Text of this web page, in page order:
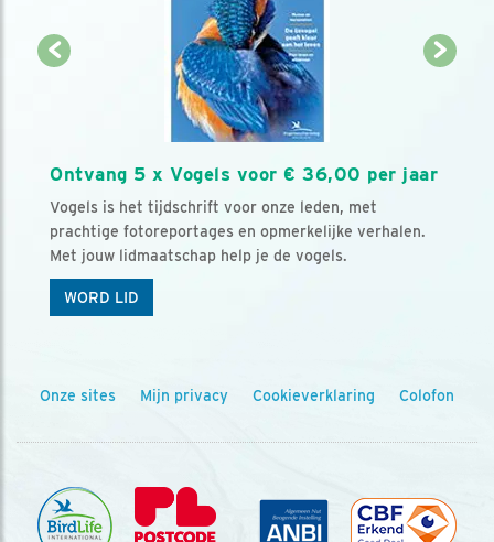
Ontvang 5 x Vogels voor € 36,00 per jaar
Vogels is het tijdschrift voor onze leden, met
prachtige fotoreportages en opmerkelijke verhalen.
Met jouw lidmaatschap help je de vogels.
WORD LID
Onze sites Mijn privacy Cookieverklaring Colofon